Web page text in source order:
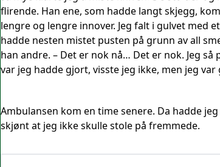
flirende. Han ene, som hadde langt skjegg,
lengre og lengre innover. Jeg falt i gulvet med
hadde nesten mistet pusten på grunn av all
han andre. – Det er nok nå… Det er nok. Jeg
var jeg hadde gjort, visste jeg ikke, men jeg var
Ambulansen kom en time senere. Da hadde
skjønt at jeg ikke skulle stole på fremmede.